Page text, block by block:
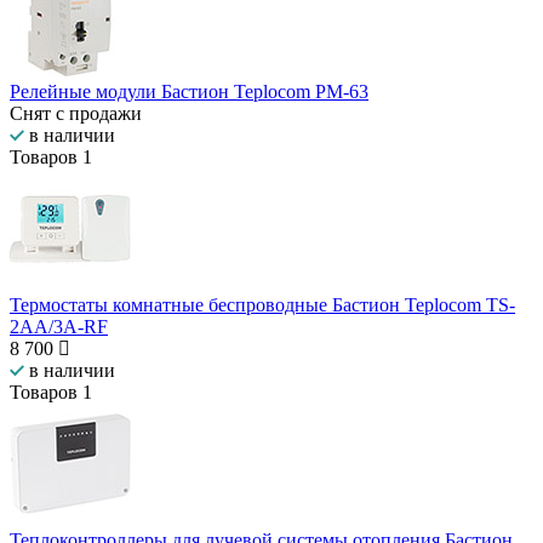
Релейные модули Бастион Teplocom РМ-63
Снят с продажи
в наличии
Товаров 1
Термостаты комнатные беспроводные Бастион Teplocom TS-
2AA/3A-RF
8 700
в наличии
Товаров 1